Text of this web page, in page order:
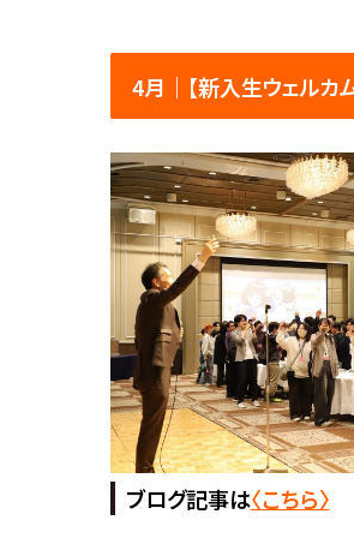
4月│【新入生ウェルカ
ブログ記事は〈こちら〉